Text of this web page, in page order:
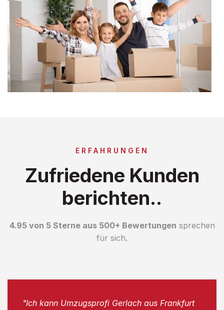
ERFAHRUNGEN
Zufriedene Kunden
berichten..
4.95 von 5 Sterne aus 500+ Bewertungen sprechen
für sich.
"Ich kann Umzugsprofi Gerlach aus Frankfurt